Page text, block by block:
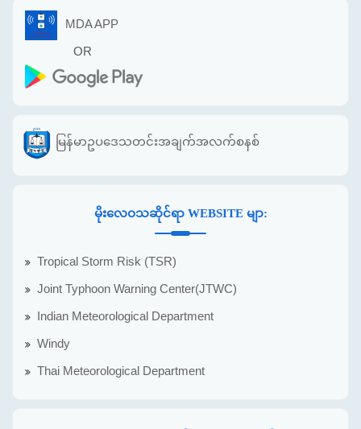
MDA APP
OR
မြန်မာဥပဒေသတင်းအချက်အလက်စနစ်
မိုးလေဝသဆိုင်ရာ WEBSITE မျာ:
Tropical Storm Risk (TSR)
Joint Typhoon Warning Center(JTWC)
Indian Meteorological Department
Windy
Thai Meteorological Department